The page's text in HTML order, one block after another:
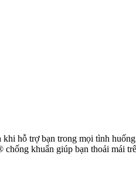
hỗ trợ bạn trong mọi tình
khuẩn giúp bạn thoải